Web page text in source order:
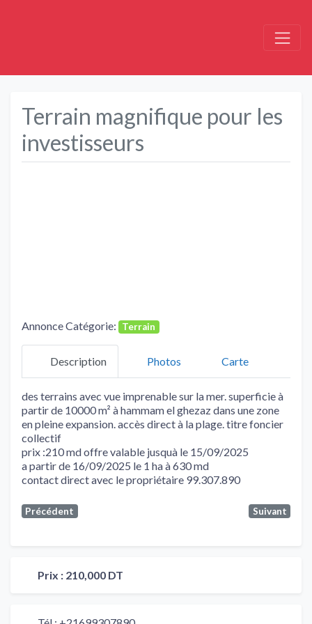
Terrain magnifique pour les
investisseurs
Annonce Catégorie: Terrain
Description Photos Carte
des terrains avec vue imprenable sur la mer. superficie à
partir de 10000 m² à hammam el ghezaz dans une zone
en pleine expansion. accès direct à la plage. titre foncier
collectif
prix :210 md offre valable jusquà le 15/09/2025
a partir de 16/09/2025 le 1 ha à 630 md
contact direct avec le propriétaire 99.307.890
Précédent Suivant
Prix : 210,000 DT